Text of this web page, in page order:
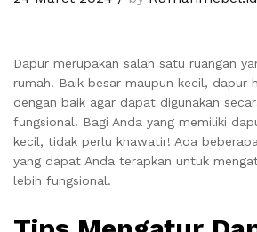
Dapur merupakan salah satu ruangan
rumah. Baik besar maupun kecil, dapur
dengan baik agar dapat digunakan
fungsional. Bagi Anda yang memiliki
kecil, tidak perlu khawatir! Ada
yang dapat Anda terapkan untuk
lebih fungsional.